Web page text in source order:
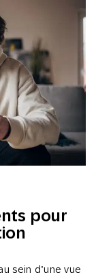
pour
sein d’une vue